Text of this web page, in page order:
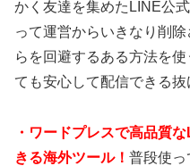
かく友達を集めたLINE公
って運営からいきなり削
らを回避するある方法を
ても安心して配信できる抜
・ ワードプレスで高品質
きる海外ツール！ 普段使っ